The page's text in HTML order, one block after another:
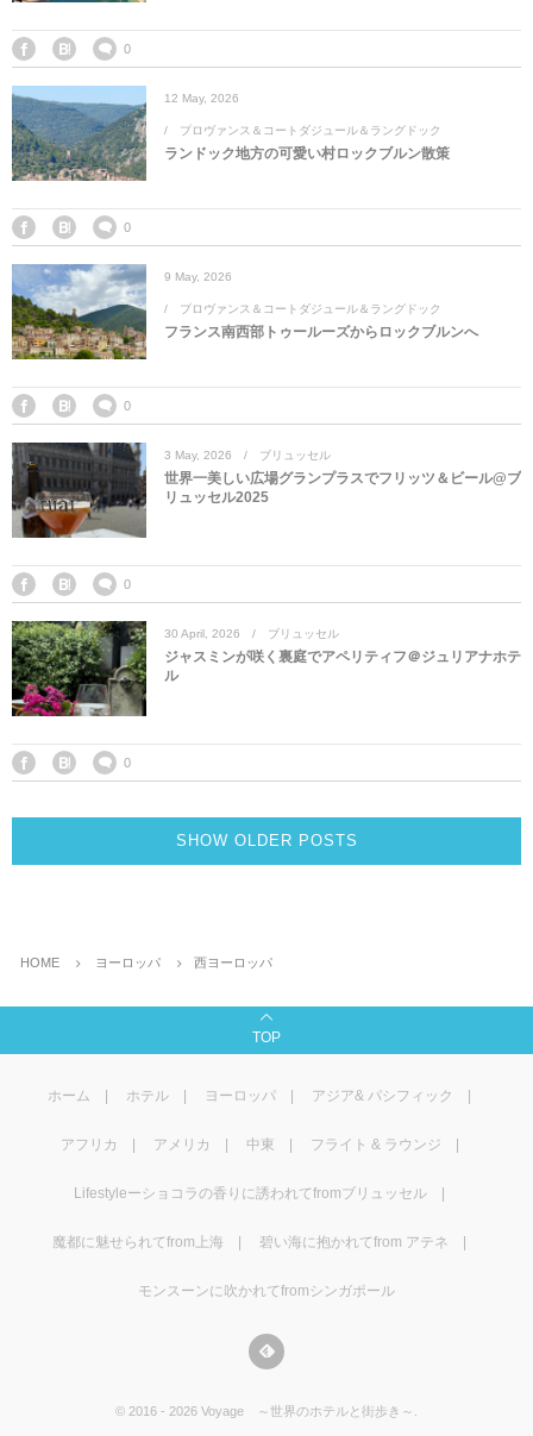
0
12 May, 2026
プロヴァンス＆コートダジュール＆ラングドック
ランドック地方の可愛い村ロックブルン散策
0
9 May, 2026
プロヴァンス＆コートダジュール＆ラングドック
フランス南西部トゥールーズからロックブルンへ
0
3 May, 2026 ブリュッセル
世界一美しい広場グランプラスでフリッツ＆ビール@ブ
リュッセル2025
0
30 April 2026 ブリュッセル
ジャスミンが咲く裏庭でアペリティフ＠ジュリアナホテ
ル
0
SHOW OLDER POSTS
HOME ヨーロッパ 西ヨーロッパ
TOP
ホーム ホテル ヨーロッパ アジア& パシフィック
アフリカ アメリカ 中東 フライト & ラウンジ
Lifestyleーショコラの香りに誘われてfromブリュッセル
魔都に魅せられてfrom上海 碧い海に抱かれてfrom アテネ
モンスーンに吹かれてfromシンガポール
© 2016 - 2026 Voyage ～世界のホテルと街歩き～